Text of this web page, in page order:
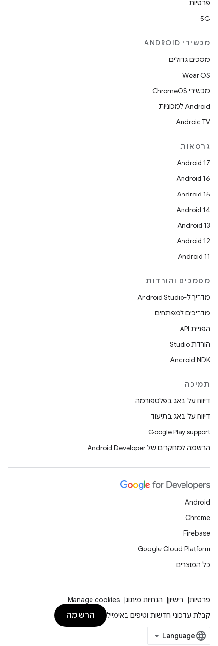
פרטיות
5G
מכשירי ANDROID
מסכים גדולים
Wear OS
מכשירי ChromeOS
Android למכוניות
Android TV
גרסאות
Android 17
Android 16
Android 15
Android 14
Android 13
Android 12
Android 11
מסמכים והורדות
מדריך ל-Android Studio
מדריכים למפתחים
הפניית API
הורדת Studio
Android NDK
תמיכה
דיווח על באג בפלטפורמה
דיווח על באג בתיעוד
Google Play support
הרשמה למחקרים של Android Developer
Android
Chrome
Firebase
Google Cloud Platform
כל המוצרים
פרטיות רישיון הנחיות מיתוג
Manage cookies
קבלת עדכוני חדשות וטיפים באימייל
הרשמה